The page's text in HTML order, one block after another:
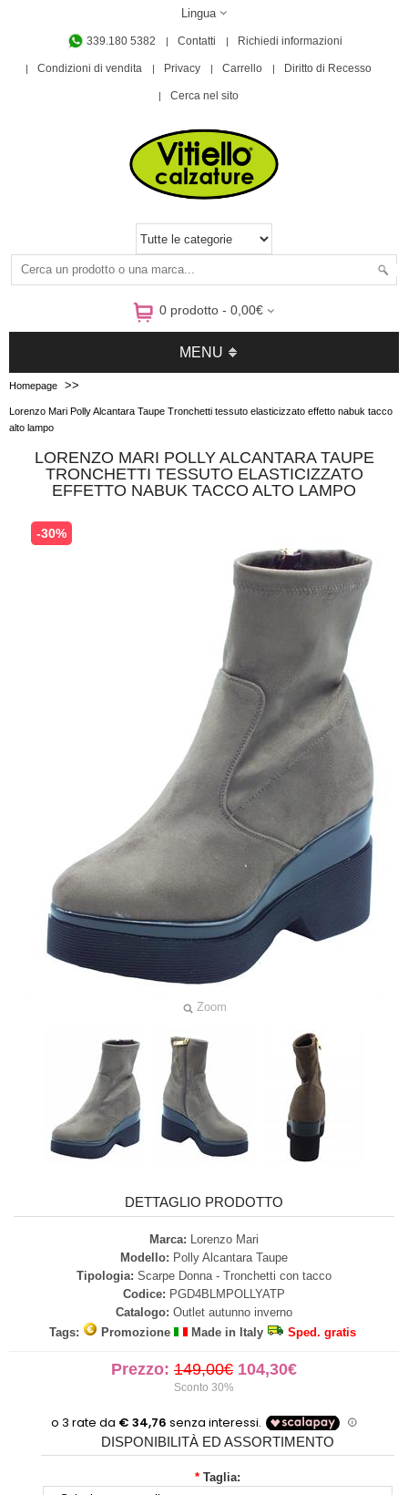
Lingua
339.180 5382 Contatti Richiedi informazioni
Condizioni di vendita Privacy Carrello Diritto di Recesso
Cerca nel sito
0 prodotto - 0,00€
MENU
Homepage >>
Lorenzo Mari Polly Alcantara Taupe Tronchetti tessuto elasticizzato effetto nabuk tacco
alto lampo
LORENZO MARI POLLY ALCANTARA TAUPE
TRONCHETTI TESSUTO ELASTICIZZATO
EFFETTO NABUK TACCO ALTO LAMPO
Zoom
-30%
DETTAGLIO PRODOTTO
Marca: Lorenzo Mari
Modello: Polly Alcantara Taupe
Tipologia: Scarpe Donna - Tronchetti con tacco
Codice: PGD4BLMPOLLYATP
Catalogo: Outlet autunno inverno
Tags:
Promozione Made in Italy Sped. gratis
Prezzo: 149,00€ 104,30€
Sconto 30%
DISPONIBILITÀ ED ASSORTIMENTO
* Taglia: